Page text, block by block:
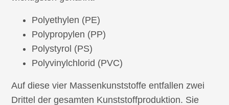
Polyethylen (PE)
Polypropylen (PP)
Polystyrol (PS)
Polyvinylchlorid (PVC)
Auf diese vier Massenkunststoffe entfallen zwei
Drittel der gesamten Kunststoffproduktion. Sie